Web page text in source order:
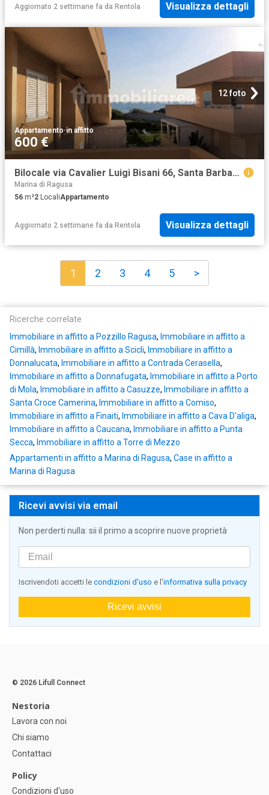
Aggiornato 2 settimane fa da Rentola Visualizza dettagli
12 foto
Appartamento·in affitto
600 €
Bilocale via Cavalier Luigi Bisani 66, Santa Barbara Gesuiti, Ragusa
Marina di Ragusa
56 m²2 LocaliAppartamento
Aggiornato 2 settimane fa da Rentola Visualizza dettagli
1 2 3 4 5 >
Ricerche correlate
Immobiliare in affitto a Pozzillo Ragusa, Immobiliare in affitto a
Cimillà, Immobiliare in affitto a Scicli, Immobiliare in affitto a
Donnalucata, Immobiliare in affitto a Contrada Cerasella,
Immobiliare in affitto a Donnafugata, Immobiliare in affitto a Porto
di Mola, Immobiliare in affitto a Casuzze, Immobiliare in affitto a
Santa Croce Camerina, Immobiliare in affitto a Comiso,
Immobiliare in affitto a Finaiti, Immobiliare in affitto a Cava D'aliga,
Immobiliare in affitto a Caucana, Immobiliare in affitto a Punta
Secca, Immobiliare in affitto a Torre di Mezzo
Appartamenti in affitto a Marina di Ragusa, Case in affitto a
Marina di Ragusa
Ricevi avvisi via email
Non perderti nulla: sii il primo a scoprire nuove proprietà
Iscrivendoti accetti le condizioni d'uso e l'informativa sulla privacy
Ricevi avvisi
© 2026 Lifull Connect
Nestoria
Lavora con noi
Chi siamo
Contattaci
Policy
Condizioni d'uso